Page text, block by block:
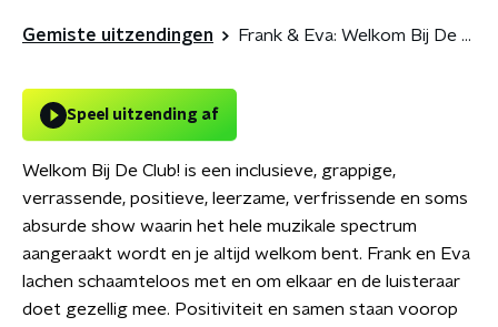
Gemiste uitzendingen Frank & Eva: Welkom Bij De Club!
Speel uitzending af
Welkom Bij De Club! is een inclusieve, grappige,
verrassende, positieve, leerzame, verfrissende en soms
absurde show waarin het hele muzikale spectrum
aangeraakt wordt en je altijd welkom bent. Frank en Eva
lachen schaamteloos met en om elkaar en de luisteraar
doet gezellig mee. Positiviteit en samen staan voorop